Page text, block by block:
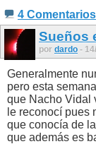
4 Comentarios
Sueños
por dardo -
Generalmente
pero esta
que Nacho Vidal
le reconocí pues
que conocía de
que además es